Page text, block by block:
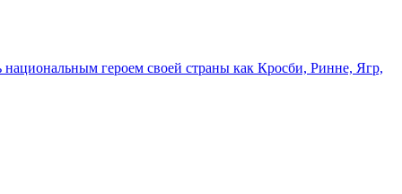
героем своей страны как Кросби, Ринне, Ягр,